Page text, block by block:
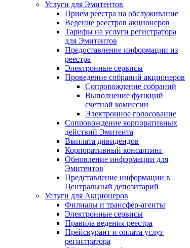
Услуги для Эмитентов
Прием реестра на обслуживание
Ведение реестров акционеров
Тарифы на услуги регистратора
для Эмитентов
Предоставление информации из
реестра
Электронные сервисы
Проведение собраний акционеров
Сопровождение собраний
Выполнение функций
счетной комиссии
Электронное голосование
Сопровождение корпоративных
действий Эмитента
Выплата дивидендов
Корпоративный консалтинг
Обновление информации для
Эмитентов
Представление информации в
Центральный депозитарий
Услуги для Акционеров
Филиалы и трансфер-агенты
Электронные сервисы
Правила ведения реестра
Прейскурант и оплата услуг
регистратора